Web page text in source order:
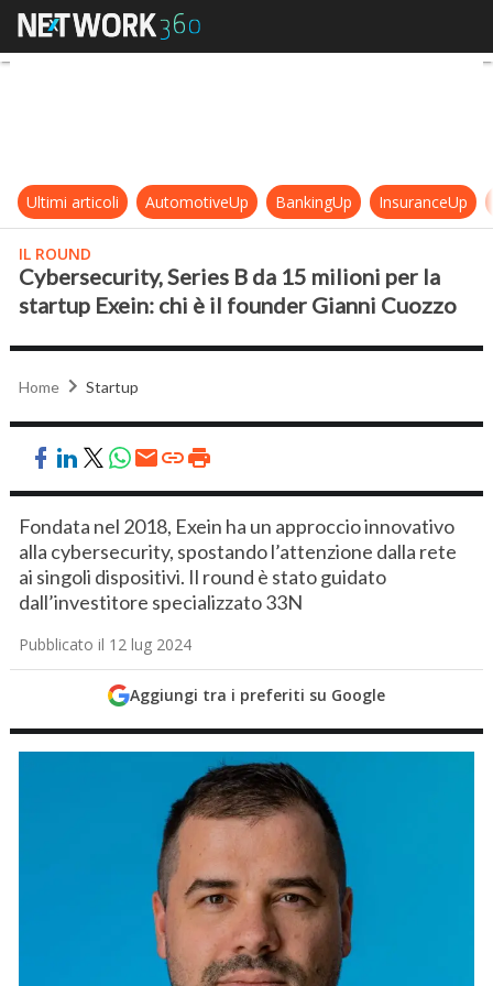
Cybersecurity, Series B da 15
Ultimi articoli AutomotiveUp BankingUp InsuranceUp
IL ROUND
Cybersecurity, Series B da 15 milioni per la
startup Exein: chi è il founder Gianni Cuozzo
Home Startup
Fondata nel 2018, Exein ha un approccio innovativo
alla cybersecurity, spostando l’attenzione dalla rete
ai singoli dispositivi. Il round è stato guidato
dall’investitore specializzato 33N
Pubblicato il 12 lug 2024
Aggiungi tra i preferiti su Google